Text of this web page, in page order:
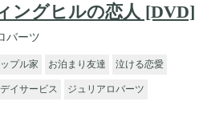
ングヒルの恋人 [DVD]
バーツ
プル家 お泊まり友達 泣ける恋愛
デイサービス ジュリアロバーツ